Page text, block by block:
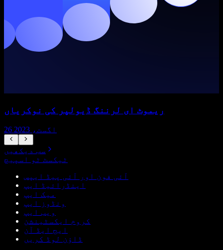
ریموٹ ای لرننگ ڈیولپر کی نوکریاں
26 اگست، 2023
سب دیکھیں
ٹیکسٹ ٹو اسپیچ
آئی فون اور آئی پیڈ ایپس
اینڈرائیڈ ایپ
میک ایپ
ونڈوز ایپ
ویب ایپ
کروم ایکسٹینشن
ایج ایڈ آن
ڈاؤن لوڈ کریں